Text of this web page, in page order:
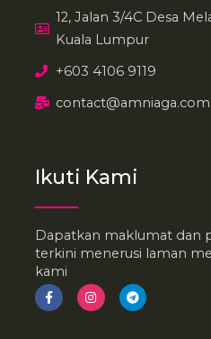
12, Jalan 3/4C Desa
Kuala Lumpur
+603 4106 9119
contact@amniaga.com
Ikuti Kami
Dapatkan maklumat dan
terkini menerusi laman
kami
F
a
c
I
n
s
T
e
l